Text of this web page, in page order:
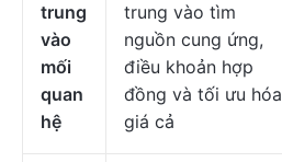
trung
vào
mối
quan
hệ
trung vào tìm
nguồn cung ứng,
điều khoản hợp
đồng và tối ưu hóa
giá cả